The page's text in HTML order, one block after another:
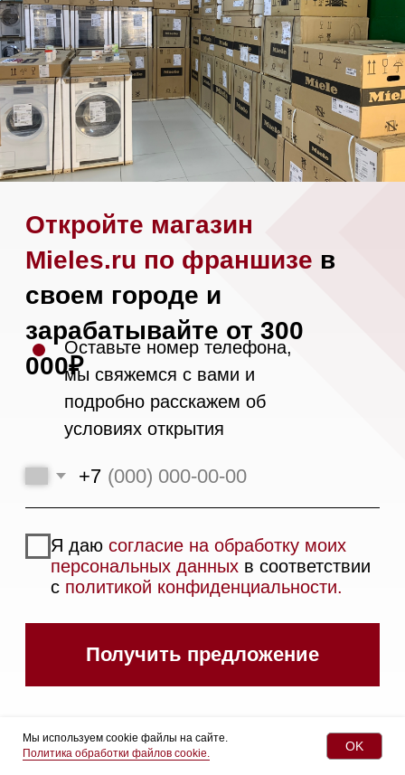
Кредит
Гарантия
Франшиза
Доставка
Статьи
Дизайнерам и архитекторам
Инвестиции
Оплата при получении
Возврат и обмен
Шоурум
Команда
Trade-In
Подарочные сертификаты
ИП Осанов Андрей Васильевич
ИНН 780532423092
ОГРНИП 320784700155889
В ТОЧКА ПАО БАНКА "ФК
К/с 30101810845250000999
Mieles - поставщик
Договор оферты
Мы используем cookie файлы на сайте.
Политика обработки файлов cookie.
OK